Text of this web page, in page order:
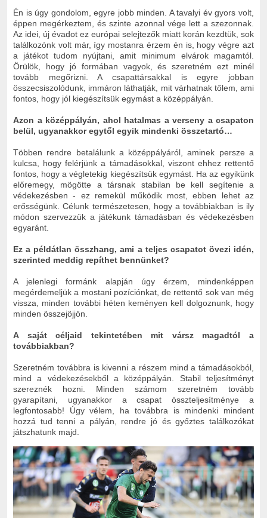
Én is úgy gondolom, egyre jobb minden. A tavalyi év gyors volt,
éppen megérkeztem, és szinte azonnal vége lett a szezonnak.
Az idei, új évadot ez európai selejtezők miatt korán kezdtük, sok
találkozónk volt már, így mostanra érzem én is, hogy végre azt
a játékot tudom nyújtani, amit minimum elvárok magamtól.
Örülök, hogy jó formában vagyok, és szeretném ezt minél
tovább megőrizni. A csapattársakkal is egyre jobban
összecsiszolódunk, immáron láthatják, mit várhatnak tőlem, ami
fontos, hogy jól kiegészítsük egymást a középpályán.
Azon a középpályán, ahol hatalmas a verseny a csapaton
belül, ugyanakkor egytől egyik mindenki összetartó…
Többen rendre betalálunk a középpályáról, aminek persze a
kulcsa, hogy felérjünk a támadásokkal, viszont ehhez rettentő
fontos, hogy a végletekig kiegészítsük egymást. Ha az egyikünk
előremegy, mögötte a társnak stabilan be kell segítenie a
védekezésben - ez remekül működik most, ebben lehet az
erősségünk. Célunk természetesen, hogy a továbbiakban is ily
módon szervezzük a játékunk támadásban és védekezésben
egyaránt.
Ez a példátlan összhang, ami a teljes csapatot övezi idén,
szerinted meddig repíthet bennünket?
A jelenlegi formánk alapján úgy érzem, mindenképpen
megérdemeljük a mostani pozíciónkat, de rettentő sok van még
vissza, minden további héten keményen kell dolgoznunk, hogy
minden összejöjjön.
A saját céljaid tekintetében mit vársz magadtól a
továbbiakban?
Szeretném továbbra is kivenni a részem mind a támadásokból,
mind a védekezésekből a középpályán. Stabil teljesítményt
szereznék hozni. Minden számom szeretném tovább
gyarapítani, ugyanakkor a csapat összteljesítménye a
legfontosabb! Úgy vélem, ha továbbra is mindenki mindent
hozzá tud tenni a pályán, rendre jó és győztes találkozókat
játszhatunk majd.